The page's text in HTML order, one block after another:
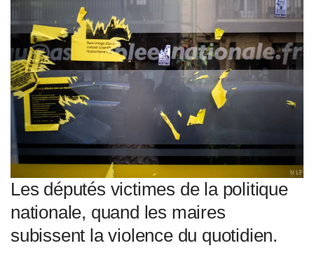
Les députés victimes de la politique
nationale, quand les maires
subissent la violence du quotidien.